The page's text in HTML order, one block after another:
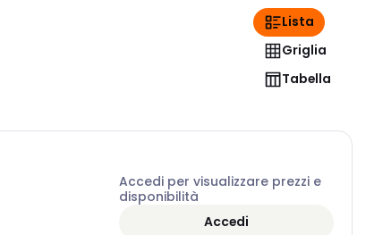
Lista
Griglia
Tabella
Accedi per visualizzare prezzi e
disponibilità
Accedi